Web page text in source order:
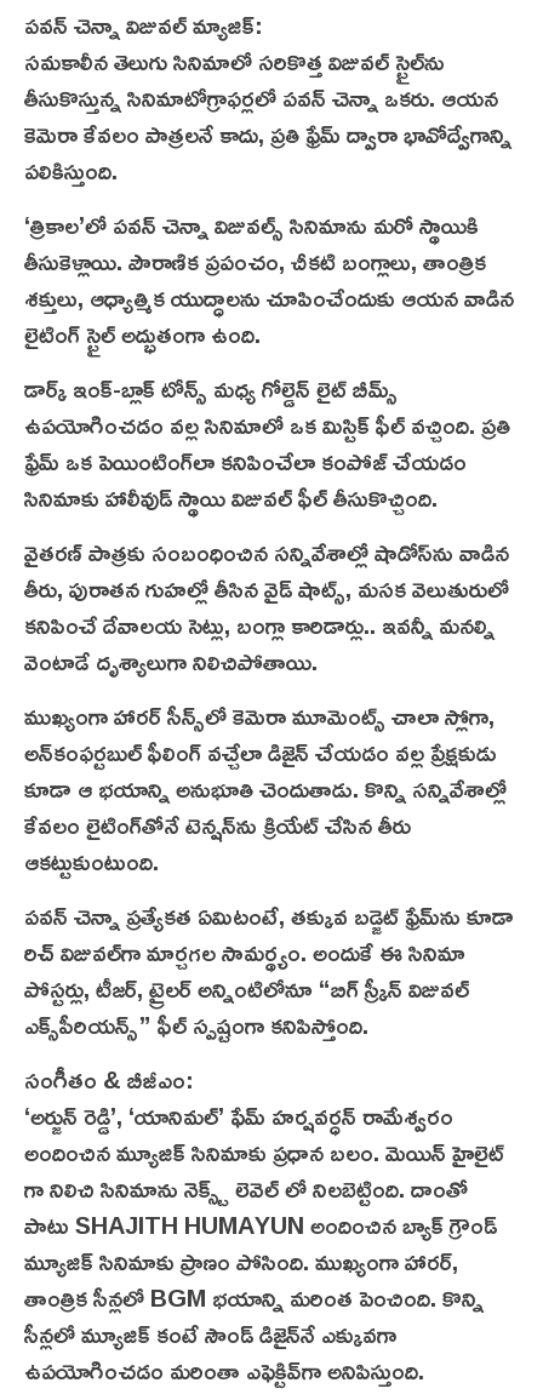
పవన్ చెన్నా విజువల్ మ్యాజిక్:
సమకాలీన తెలుగు సినిమాలో సరికొత్త విజువల్ స్టైల్‌ను
తీసుకొస్తున్న సినిమాటోగ్రాఫర్లలో పవన్ చెన్నా ఒకరు. ఆయ‌న
కెమెరా కేవలం పాత్రల‌నే కాదు, ప్రతి ఫ్రేమ్ ద్వారా భావోద్వేగాన్ని
పలికిస్తుంది.
‘త్రికాల’లో పవన్ చెన్నా విజువల్స్ సినిమాను మరో స్థాయికి
తీసుకెళ్లాయి. పౌరాణిక ప్రపంచం, చీకటి బంగ్లాలు, తాంత్రిక
శక్తులు, ఆధ్యాత్మిక యుద్ధాలను చూపించేందుకు ఆయన వాడిన
లైటింగ్ స్టైల్ అద్భుతంగా ఉంది.
డార్క్ ఇంక్-బ్లాక్ టోన్స్ మధ్య గోల్డెన్ లైట్ బీమ్స్
ఉపయోగించడం వల్ల సినిమాలో ఒక మిస్టిక్ ఫీల్ వచ్చింది. ప్రతి
ఫ్రేమ్ ఒక పెయింటింగ్‌లా కనిపించేలా కంపోజ్ చేయడం
సినిమాకు హాలీవుడ్ స్థాయి విజువల్ ఫీల్ తీసుకొచ్చింది.
వైతరణ్ పాత్రకు సంబంధించిన సన్నివేశాల్లో షాడోస్‌ను వాడిన
తీరు, పురాతన గుహల్లో తీసిన వైడ్ షాట్స్, మసక వెలుతురులో
కనిపించే దేవాలయ సెట్లు, బంగ్లా కారిడార్లు.. ఇవన్నీ మ‌న‌ల్ని
వెంటాడే దృశ్యాలుగా నిలిచిపోతాయి.
ముఖ్యంగా హారర్ సీన్స్‌లో కెమెరా మూమెంట్స్ చాలా స్లోగా,
అన్‌కంఫర్టబుల్ ఫీలింగ్ వచ్చేలా డిజైన్ చేయడం వల్ల ప్రేక్షకుడు
కూడా ఆ భయాన్ని అనుభూతి చెందుతాడు. కొన్ని సన్నివేశాల్లో
కేవలం లైటింగ్‌తోనే టెన్షన్‌ను క్రియేట్ చేసిన తీరు
ఆకట్టుకుంటుంది.
పవన్ చెన్నా ప్రత్యేకత ఏమిటంటే, తక్కువ బడ్జెట్ ఫ్రేమ్‌ను కూడా
రిచ్ విజువల్‌గా మార్చగల సామర్థ్యం. అందుకే ఈ సినిమా
పోస్టర్లు, టీజర్, ట్రైలర్ అన్నింటిలోనూ “బిగ్ స్క్రీన్ విజువల్
ఎక్స్‌పీరియన్స్” ఫీల్ స్పష్టంగా కనిపిస్తోంది.
సంగీతం & బీజీఎం:
‘అర్జున్ రెడ్డి’, ‘యానిమల్’ ఫేమ్ హర్షవర్ధన్ రామేశ్వరం
అందించిన మ్యూజిక్ సినిమాకు ప్రధాన బలం. మెయిన్ హైలైట్
గా నిలిచి సినిమాను నెక్స్ట్ లెవెల్ లో నిలబెట్టింది. దాంతో
పాటు SHAJITH HUMAYUN అందించిన బ్యాక్ గ్రౌండ్
మ్యూజిక్ సినిమాకు ప్రాణం పోసింది. ముఖ్యంగా హారర్,
తాంత్రిక సీన్ల‌లో BGM భయాన్ని మరింత పెంచింది. కొన్ని
సీన్ల‌లో మ్యూజిక్ కంటే సౌండ్ డిజైన్‌నే ఎక్కువగా
ఉపయోగించడం మ‌రింతా ఎఫెక్టివ్‌గా అనిపిస్తుంది.